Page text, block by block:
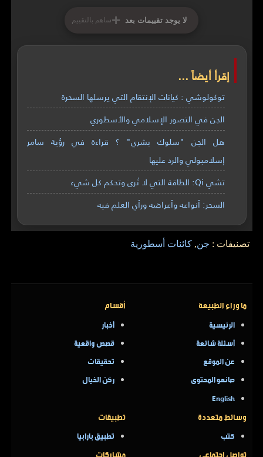
لا يوجد تقييمات بعد +ساهم بالتقييم
إقرأ أيضاً ...
توكولوشي : كيانات الإنتقام التي يرسلها السحرة
الجن في التصور الإسلامي والأسطوري
هل الجن "سلوك بشري" ؟ قراءة في رؤية سامر
إسلامبولي والرد عليها
تشي Qi: الطاقة التي لا تُرى وتحكم كل شيء
السحر: أنواعه وأعراضه ورأي العلم فيه
تصنيفات : جن,كائنات أسطورية
ما وراء الطبيعة
الرئيسية
أسئلة شائعة
عن الموقع
صانعو المحتوى
English
أقسام
أخبار
قصص واقعية
تحقيقات
ركن الخيال
وسائط متعددة
كتب
تطبيقات
تطبيق بارابيا
تواصل اجتماعي مشاركات